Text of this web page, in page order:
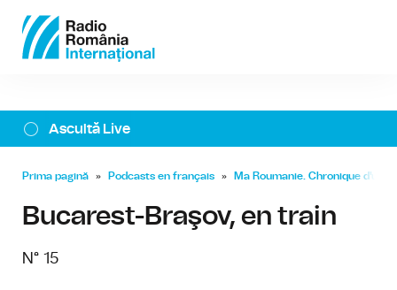
Ascultă Live
Prima pagină » Podcasts en français » Ma Roumanie. Chronique d'un
Bucarest-Braşov, en train
N° 15